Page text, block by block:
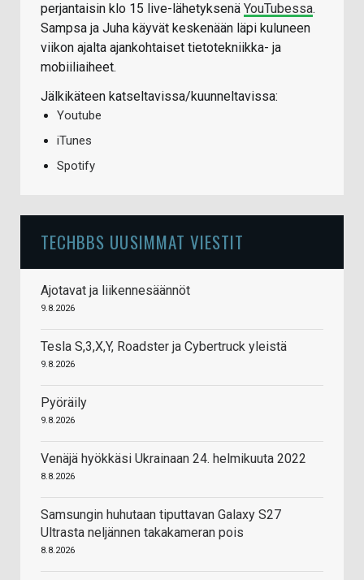
perjantaisin klo 15 live-lähetyksenä YouTubessa.
Sampsa ja Juha käyvät keskenään läpi kuluneen
viikon ajalta ajankohtaiset tietotekniikka- ja
mobiiliaiheet.
Jälkikäteen katseltavissa/kuunneltavissa:
Youtube
iTunes
Spotify
TECHBBS UUSIMMAT VIESTIT
Ajotavat ja liikennesäännöt
9.8.2026
Tesla S,3,X,Y, Roadster ja Cybertruck yleistä
9.8.2026
Pyöräily
9.8.2026
Venäjä hyökkäsi Ukrainaan 24. helmikuuta 2022
8.8.2026
Samsungin huhutaan tiputtavan Galaxy S27
Ultrasta neljännen takakameran pois
8.8.2026